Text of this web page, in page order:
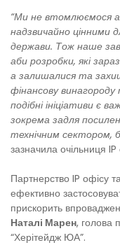
“Ми не втомлюємося
надзвичайно цінними
держави. Тож наше
аби розробки, які
а залишалися та
фінансову
подібні ініціативи є
зокрема задля
технічним сектором,
зазначила очільниця IP
Партнерство IP офісу
ефективно
прискорить
Наталі Марен, голова
“Херітейдж ЮА”.